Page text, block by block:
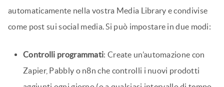
automaticamente nella vostra Media Library e condivise
come post sui social media. Si può impostare in due modi:
Controlli programmati: Create un’automazione con
Zapier, Pabbly o n8n che controlli i nuovi prodotti